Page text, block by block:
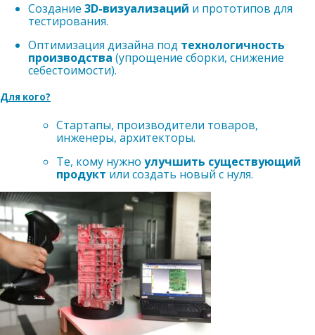
Создание 3D-визуализаций и прототипов для
тестирования.
Оптимизация дизайна под технологичность
производства (упрощение сборки, снижение
себестоимости).
Для кого?
Стартапы, производители товаров,
инженеры, архитекторы.
Те, кому нужно улучшить существующий
продукт или создать новый с нуля.